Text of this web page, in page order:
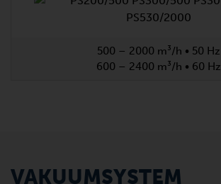
500 – 2000 m³/h • 50 Hz
600 – 2400 m³/h • 60 Hz
VAKUUMSYSTEM